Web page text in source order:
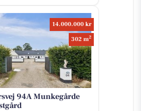
14.000.000 kr
302 m2
94A Munkegårde